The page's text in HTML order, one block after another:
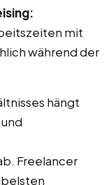
mit
während der
hängt
Freelancer